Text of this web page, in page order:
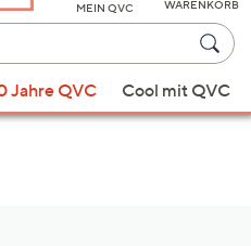
MEIN QVC WARENKORB
Jahre QVC Cool mit QVC